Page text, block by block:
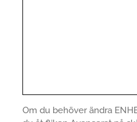
Om du behöver ändra